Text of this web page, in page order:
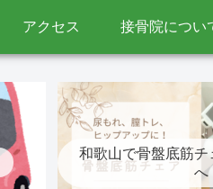
アクセス 接骨院につい
和歌山で骨盤底筋
へ